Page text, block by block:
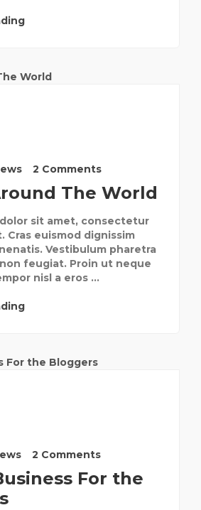
2 Comments
The World
sit amet, consectetur
Cras euismod dignissim
Vestibulum pharetra
feugiat. Proin ut neque
nisl a eros ...
2 Comments
For the